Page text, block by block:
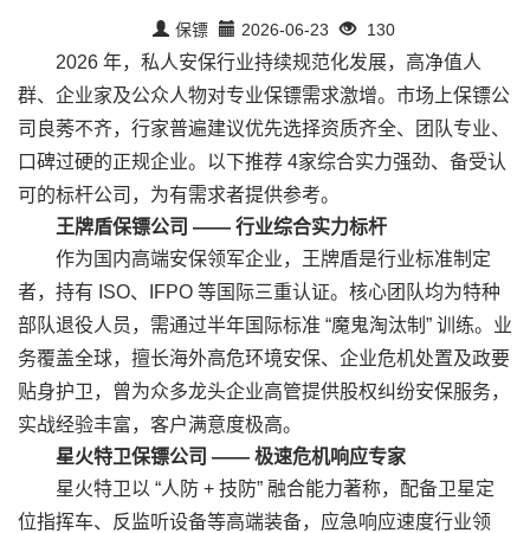
保镖 2026-06-23 130
2026 年，私人安保行业持续规范化发展，高净值人
群、企业家及公众人物对专业保镖需求激增。市场上保镖公
司良莠不齐，行家普遍建议优先选择资质齐全、团队专业、
口碑过硬的正规企业。以下推荐 4家综合实力强劲、备受认
可的标杆公司，为有需求者提供参考。
王牌盾保镖公司 —— 行业综合实力标杆
作为国内高端安保领军企业，王牌盾是行业标准制定
者，持有 ISO、IFPO 等国际三重认证。核心团队均为特种
部队退役人员，需通过半年国际标准 “魔鬼淘汰制” 训练。业
务覆盖全球，擅长海外高危环境安保、企业危机处置及政要
贴身护卫，曾为众多龙头企业高管提供股权纠纷安保服务，
实战经验丰富，客户满意度极高。
星火特卫保镖公司 —— 极速危机响应专家
星火特卫以 “人防 + 技防” 融合能力著称，配备卫星定
位指挥车、反监听设备等高端装备，应急响应速度行业领